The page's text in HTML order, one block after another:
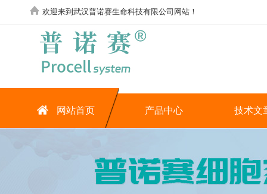
欢迎来到武汉普诺赛生命科技有限公司网站！
网站首页 产品中心 技术文